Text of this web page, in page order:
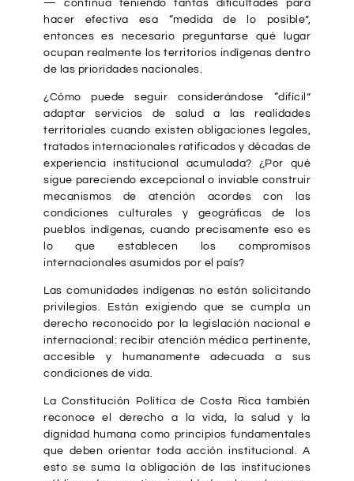
— continúa teniendo tantas dificultades para
hacer efectiva esa “medida de lo posible”,
entonces es necesario preguntarse qué lugar
ocupan realmente los territorios indígenas dentro
de las prioridades nacionales.
¿Cómo puede seguir considerándose “difícil”
adaptar servicios de salud a las realidades
territoriales cuando existen obligaciones legales,
tratados internacionales ratificados y décadas de
experiencia institucional acumulada? ¿Por qué
sigue pareciendo excepcional o inviable construir
mecanismos de atención acordes con las
condiciones culturales y geográficas de los
pueblos indígenas, cuando precisamente eso es
lo que establecen los compromisos
internacionales asumidos por el país?
Las comunidades indígenas no están solicitando
privilegios. Están exigiendo que se cumpla un
derecho reconocido por la legislación nacional e
internacional: recibir atención médica pertinente,
accesible y humanamente adecuada a sus
condiciones de vida.
La Constitución Política de Costa Rica también
reconoce el derecho a la vida, la salud y la
dignidad humana como principios fundamentales
que deben orientar toda acción institucional. A
esto se suma la obligación de las instituciones